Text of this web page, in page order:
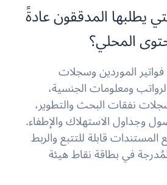
يطلبها المدققون عادةً
المحلي؟
الموردين وسجلات
ومعلومات الجنسية،
نفقات البحث والتطوير،
وجداول الاستهلاك والإطفاء.
قابلة للتتبع والربط
في بطاقة نقاط هيئة